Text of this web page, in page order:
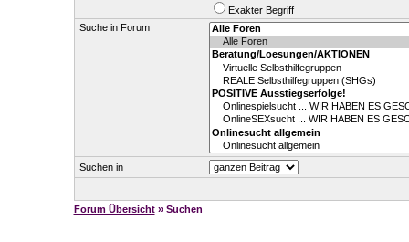
Exakter Begriff
Suche in Forum
Suchen in
Forum Übersicht» Suchen